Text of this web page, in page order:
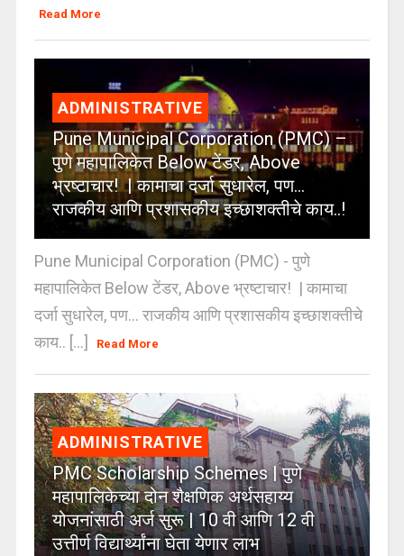
Read More
ADMINISTRATIVE
Pune Municipal Corporation (PMC) –
पुणे महापालिकेत Below टेंडर, Above
भ्रष्टाचार! | कामाचा दर्जा सुधारेल, पण…
राजकीय आणि प्रशासकीय इच्छाशक्तीचे काय..!
Pune Municipal Corporation (PMC) - पुणे
महापालिकेत Below टेंडर, Above भ्रष्टाचार! | कामाचा
दर्जा सुधारेल, पण… राजकीय आणि प्रशासकीय इच्छाशक्तीचे
काय.. [...]
Read More
ADMINISTRATIVE
PMC Scholarship Schemes | पुणे
महापालिकेच्या दोन शैक्षणिक अर्थसहाय्य
योजनांसाठी अर्ज सुरू | 10 वी आणि 12 वी
उत्तीर्ण विद्यार्थ्यांना घेता येणार लाभ